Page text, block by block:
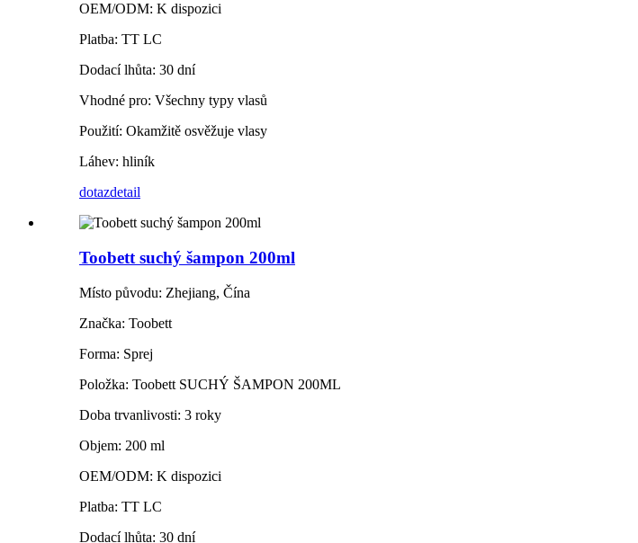
OEM/ODM: K dispozici
Platba: TT LC
Dodací lhůta: 30 dní
Vhodné pro: Všechny typy vlasů
Použití: Okamžitě osvěžuje vlasy
Láhev: hliník
dotazdetail
Toobett suchý šampon 200ml
Místo původu: Zhejiang, Čína
Značka: Toobett
Forma: Sprej
Položka: Toobett SUCHÝ ŠAMPON 200ML
Doba trvanlivosti: 3 roky
Objem: 200 ml
OEM/ODM: K dispozici
Platba: TT LC
Dodací lhůta: 30 dní